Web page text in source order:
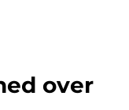
over